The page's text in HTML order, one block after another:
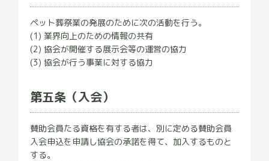
ペット葬祭業の発展のために次の活動を行う。
(1) 業界向上のための情報の共有
(2) 協会が開催する展示会等の運営の協力
(3) 協会が行う事業に対する協力
第五条（入会）
賛助会員たる資格を有する者は、別に定める賛助会員
入会申込を申請し協会の承諾を得て、加入するものと
する。